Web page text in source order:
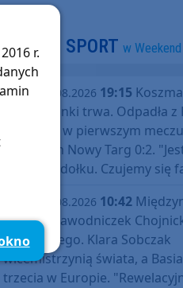
SPORT w
środa, 05.08.2026 19:15
Chojniczanki trwa. Odpadła
Polski już w pierwszym
Podhalem Nowy Targ 0:2.
totalnym dołku. Czujemy się
środa, 05.08.2026 10:42
sukcesy zawodniczek
Żeglarskiego. Klara Sobczak
wicemistrzynią świata, a
trzecia w Europie.
r.